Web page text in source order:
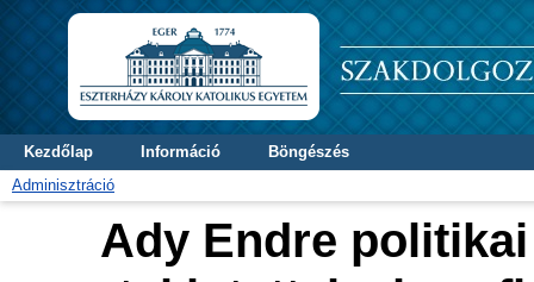
Kezdőlap Információ
Böngészés
Adminisztráció
Ady Endre